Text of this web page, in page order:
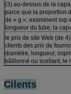
(3) au-dessus de la
parce que la proportion
de « g », examinent svp
longueur du tube, la
le prix de site Web (de
clients des prix de
diamètre, longueur,
bâillonné ou scellant, le
Cilents